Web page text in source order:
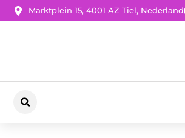
Marktplein 15, 4001 AZ Tiel, Nederland